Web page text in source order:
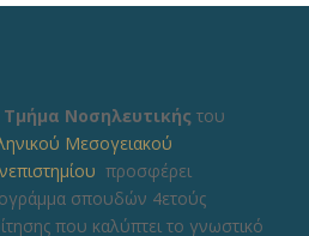
Τμήμα Νοσηλευτικήςτου
Μεσογειακού
προσφέρει
σπουδών 4ετούς
που καλύπτει το γνωστικό